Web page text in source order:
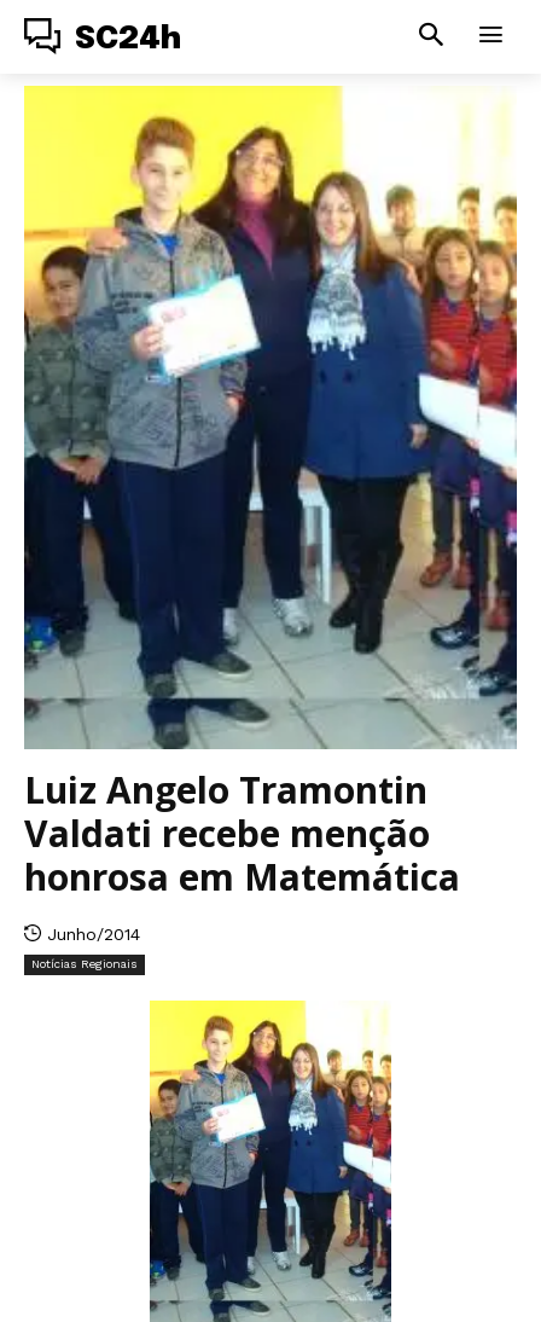
SC24h
Luiz Angelo Tramontin
Valdati recebe menção
honrosa em Matemática
Junho/2014
Notícias Regionais